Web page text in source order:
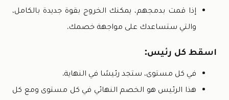
إذا قمت بدمجهم، يمكنك الخروج بقوة جديدة بالكامل،
والتي ستساعدك على مواجهة خصمك.
اسقط كل رئيس:
في كل مستوى، ستجد رئيسًا في النهاية.
هذا الرئيس هو الخصم النهائي في كل مستوى ومع كل